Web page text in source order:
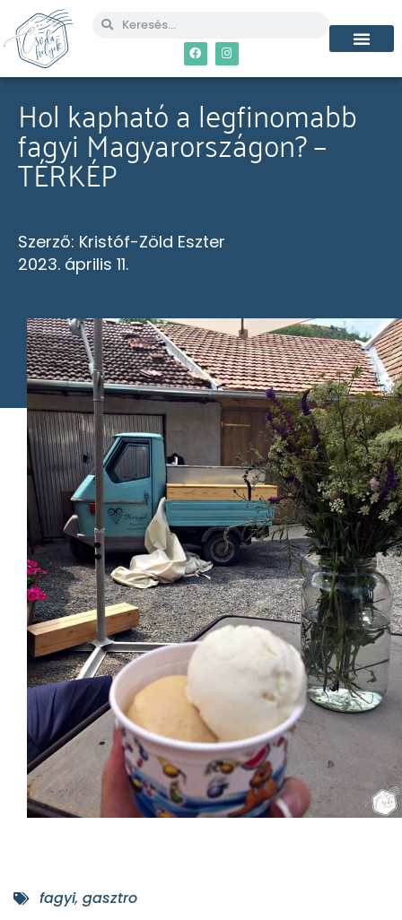
Hol kapható a legfinomabb
fagyi Magyarországon? –
TÉRKÉP
Szerző: Kristóf-Zöld Eszter
2023. április 11.
fagyi, gasztro